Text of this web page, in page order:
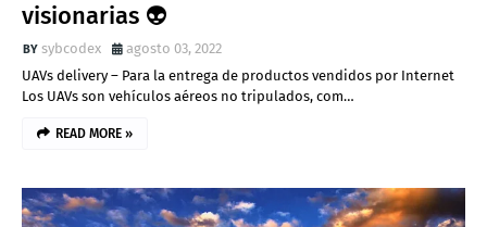
visionarias 👽
sybcodex
agosto 03, 2022
UAVs delivery – Para la entrega de productos vendidos por Internet
Los UAVs son vehículos aéreos no tripulados, com…
READ MORE »